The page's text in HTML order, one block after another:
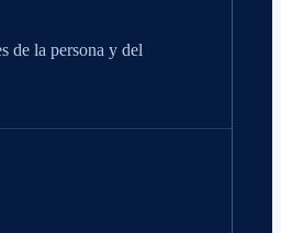
de la persona y del